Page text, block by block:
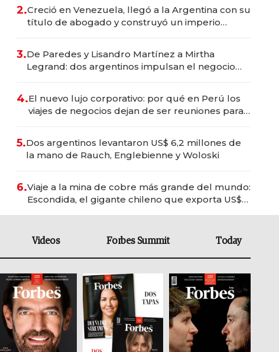
2.Creció en Venezuela, llegó a la Argentina con su
título de abogado y construyó un imperio
3.De Paredes y Lisandro Martínez a Mirtha
Legrand: dos argentinos impulsan el negocio
4.El nuevo lujo corporativo: por qué en Perú los
viajes de negocios dejan de ser reuniones para
5.Dos argentinos levantaron US$ 6,2 millones de
la mano de Rauch, Englebienne y Woloski
6.Viaje a la mina de cobre más grande del mundo:
Escondida, el gigante chileno que exporta US$
Videos Forbes Summit Today